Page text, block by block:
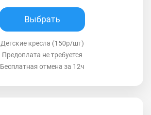
Выбрать
Детские кресла (150р/шт)
Предоплата не требуется
Бесплатная отмена за 12ч